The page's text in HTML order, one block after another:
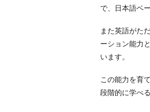
で、日本語ベ
また英語がた
ーション能力
います。
この能力を育
段階的に学べ